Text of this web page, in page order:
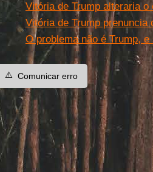
Vitória de Trump alteraria
Vitória de Trump
O problema não é Trump,
⚠️ Comunicar erro